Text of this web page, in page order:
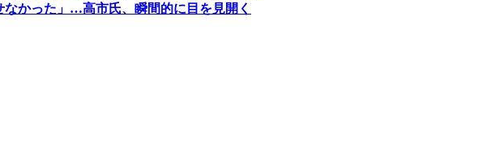
なかった」…高市氏、瞬間的に目を見開く